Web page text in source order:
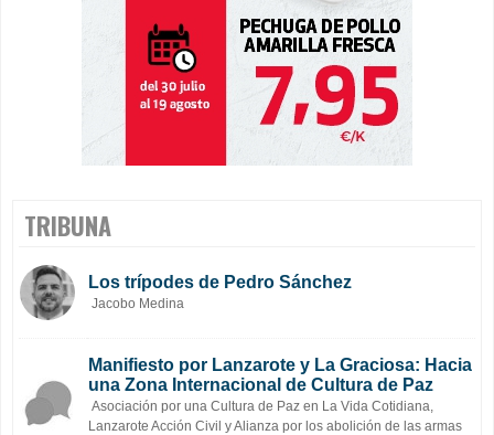
TRIBUNA
Los trípodes de Pedro Sánchez
Jacobo Medina
Manifiesto por Lanzarote y La Graciosa: Hacia
una Zona Internacional de Cultura de Paz
Asociación por una Cultura de Paz en La Vida Cotidiana,
Lanzarote Acción Civil y Alianza por los abolición de las armas